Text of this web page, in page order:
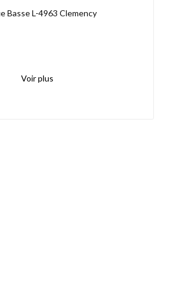
Basse L-4963 Clemency
Voir plus